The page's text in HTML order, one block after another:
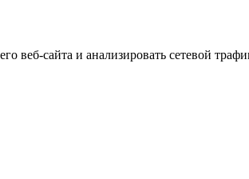
веб-сайта и анализировать сетевой